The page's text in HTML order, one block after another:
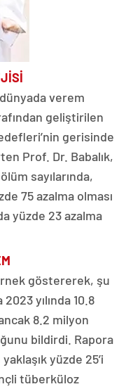
verem
geliştirilen
gerisinde
Prof. Dr. Babalık,
sayılarında,
75 azalma olması
yüzde 23 azalma
göstererek, şu
yılında 10.8
8.2 milyon
bildirdi. Rapora
yüzde 25’i
tüberküloz